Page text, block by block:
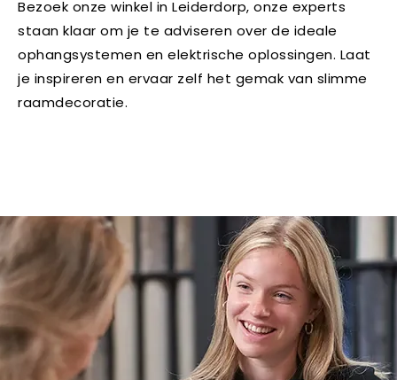
Bezoek onze winkel in Leiderdorp, onze experts
staan klaar om je te adviseren over de ideale
ophangsystemen en elektrische oplossingen. Laat
je inspireren en ervaar zelf het gemak van slimme
raamdecoratie.